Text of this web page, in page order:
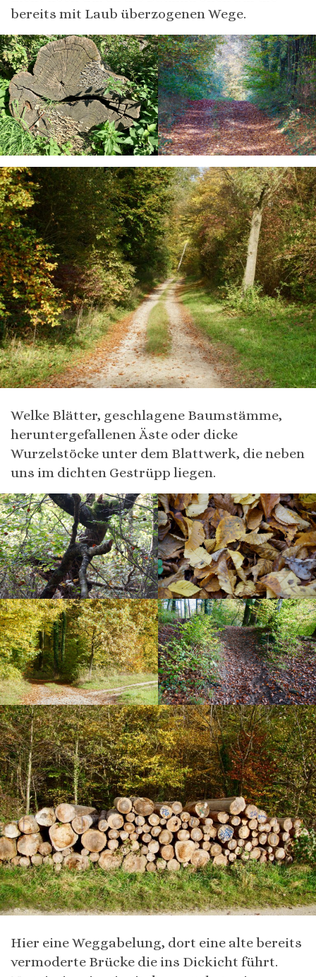
bereits mit Laub überzogenen Wege.
Welke Blätter, geschlagene Baumstämme,
heruntergefallenen Äste oder dicke
Wurzelstöcke unter dem Blattwerk, die neben
uns im dichten Gestrüpp liegen.
Hier eine Weggabelung, dort eine alte bereits
vermoderte Brücke die ins Dickicht führt.